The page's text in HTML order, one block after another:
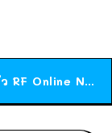
ได้เวลาเด็กหนวดรวมตัว RF Online Next เปิดให้เล่นแล้ว เกม Sci-Fi MMORPG ระดับตำนาน เล่นได้ทั้งมือถือและ PC